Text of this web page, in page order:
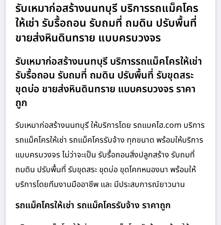
รับเหมาก่อสร้างนนทบุรี บริการรถแม็คโคร
ให้เช่า รับรื้อถอน รับถมที่ ถมดิน ปรับพื้นที่
ขายส่งหินดินทราย แบบครบวงจร
รับเหมาก่อสร้างนนทบุรี บริการรถแม็คโครให้เช่า
รับรื้อถอน รับถมที่ ถมดิน ปรับพื้นที่ รับขุดสระ
ขุดบ่อ ขายส่งหินดินทราย แบบครบวงจร ราคา
ถูก
รับเหมาก่อสร้างนนทบุรี ให้บริการโดย รถแบคโฮ.com บริการ
รถแม็คโครให้เช่า รถแม็คโครรับจ้าง ทุกขนาด พร้อมให้บริการ
แบบครบวงจร ไม่ว่าจะเป็น รับรื้อถอนสิ่งปลูกสร้าง รับถมที่
ถมดิน ปรับพื้นที่ รับขุดสระ ขุดบ่อ ขุดโคกหนองนา พร้อมให้
บริการโดยทีมงานมืออาชีพ และ มีประสบการณ์ยาวนาน
รถแม็คโครให้เช่า รถแม็คโครรับจ้าง ราคาถูก